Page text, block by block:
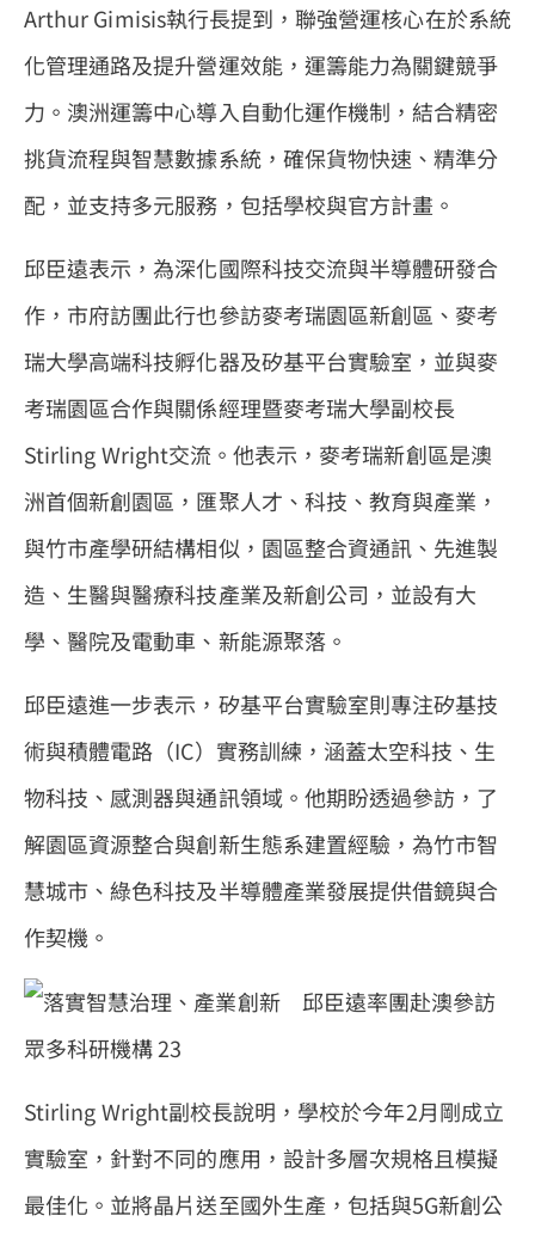
Arthur Gimisis執行長提到，聯強營運核心在於系統
化管理通路及提升營運效能，運籌能力為關鍵競爭
力。澳洲運籌中心導入自動化運作機制，結合精密
挑貨流程與智慧數據系統，確保貨物快速、精準分
配，並支持多元服務，包括學校與官方計畫。
邱臣遠表示，為深化國際科技交流與半導體研發合
作，市府訪團此行也參訪麥考瑞園區新創區、麥考
瑞大學高端科技孵化器及矽基平台實驗室，並與麥
考瑞園區合作與關係經理暨麥考瑞大學副校長
Stirling Wright交流。他表示，麥考瑞新創區是澳
洲首個新創園區，匯聚人才、科技、教育與產業，
與竹市產學研結構相似，園區整合資通訊、先進製
造、生醫與醫療科技產業及新創公司，並設有大
學、醫院及電動車、新能源聚落。
邱臣遠進一步表示，矽基平台實驗室則專注矽基技
術與積體電路（IC）實務訓練，涵蓋太空科技、生
物科技、感測器與通訊領域。他期盼透過參訪，了
解園區資源整合與創新生態系建置經驗，為竹市智
慧城市、綠色科技及半導體產業發展提供借鏡與合
作契機。
Stirling Wright副校長說明，學校於今年2月剛成立
實驗室，針對不同的應用，設計多層次規格且模擬
最佳化。並將晶片送至國外生產，包括與5G新創公